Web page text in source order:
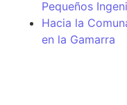
Pequeños
Hacia la
en la Gamarra